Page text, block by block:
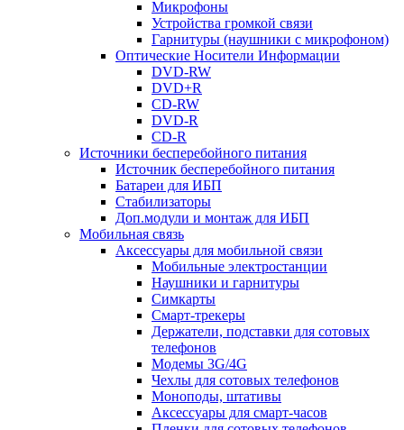
Микрофоны
Устройства громкой связи
Гарнитуры (наушники с микрофоном)
Оптические Носители Информации
DVD-RW
DVD+R
CD-RW
DVD-R
CD-R
Источники бесперебойного питания
Источник бесперебойного питания
Батареи для ИБП
Стабилизаторы
Доп.модули и монтаж для ИБП
Мобильная связь
Аксессуары для мобильной связи
Мобильные электростанции
Наушники и гарнитуры
Симкарты
Смарт-трекеры
Держатели, подставки для сотовых
телефонов
Модемы 3G/4G
Чехлы для сотовых телефонов
Моноподы, штативы
Аксессуары для смарт-часов